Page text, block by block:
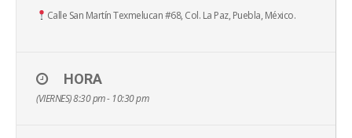
Calle San Martín Texmelucan #68, Col. La Paz, Puebla, México.
HORA
(VIERNES) 8:30 pm - 10:30 pm